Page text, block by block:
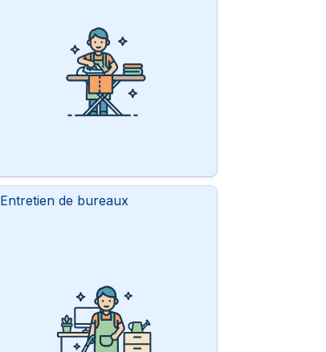
Entretien de bureaux